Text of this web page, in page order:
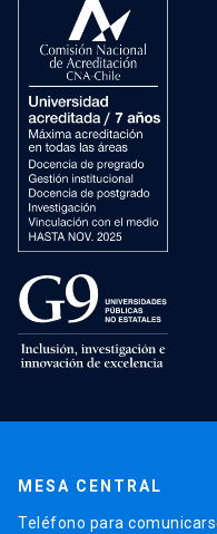
MESA CENTRAL
Teléfono para